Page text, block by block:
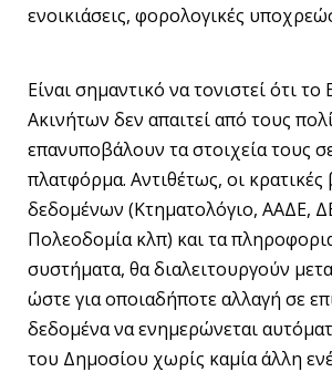
ενοικιάσεις, φορολογικές
Είναι σημαντικό να τονιστεί ότι
Ακινήτων δεν απαιτεί από τους
επανυποβάλουν τα στοιχεία τους
πλατφόρμα. Αντιθέτως, οι κρατικές
δεδομένων (Κτηματολόγιο, ΑΑΔΕ,
Πολεοδομία κλπ) και τα
συστήματα, θα διαλειτουργούν
ώστε για οποιαδήποτε αλλαγή σε
δεδομένα να ενημερώνεται
του Δημοσίου χωρίς καμία άλλη